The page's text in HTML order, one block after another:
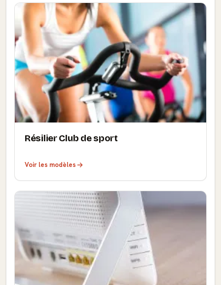
Résilier Club de sport
Voir les modèles